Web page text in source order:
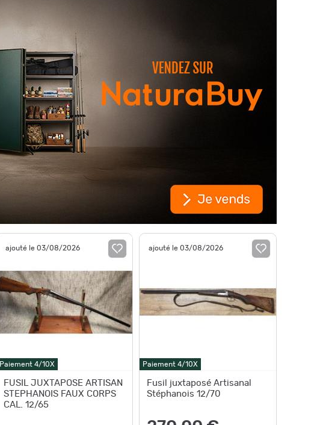
ajouté le 03/08/2026
Paiement 4/10X
FUSIL JUXTAPOSE ARTISAN
STEPHANOIS FAUX CORPS
CAL. 12/65
ajouté le 03/08/2026
Paiement 4/10X
Fusil juxtaposé Artisanal
Stéphanois 12/70